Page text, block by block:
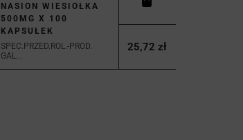
NASION WIESIOŁKA
500MG X 100
KAPSUŁEK
SPEC.PRZED.ROL.-PROD.
GAL...
25,72 zł